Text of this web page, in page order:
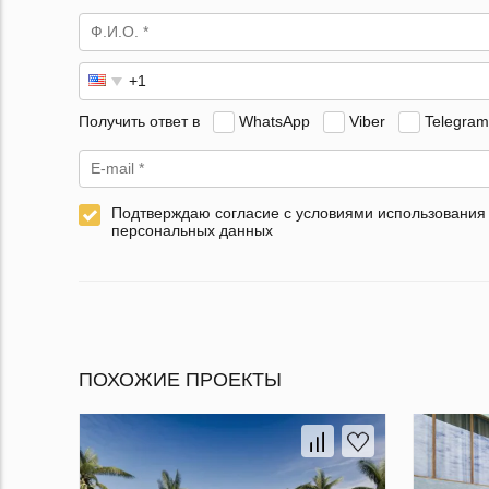
Получить ответ в WhatsApp Viber Telegram
Подтверждаю согласие с условиями использования
персональных данных
ПОХОЖИЕ ПРОЕКТЫ